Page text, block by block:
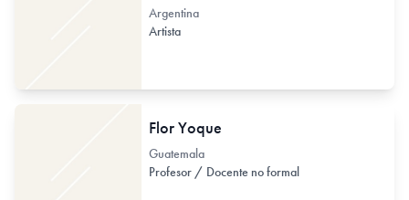
Argentina
Artista
Flor Yoque
Guatemala
Profesor / Docente no formal